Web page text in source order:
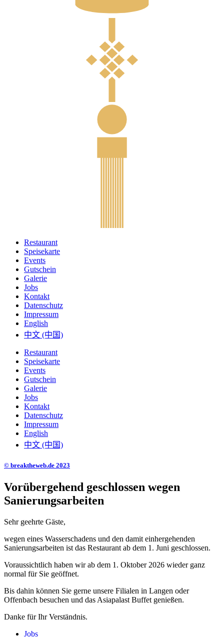
Restaurant
Speisekarte
Events
Gutschein
Galerie
Jobs
Kontakt
Datenschutz
Impressum
English
中文 (中国)
Restaurant
Speisekarte
Events
Gutschein
Galerie
Jobs
Kontakt
Datenschutz
Impressum
English
中文 (中国)
© breaktheweb.de 2023
Vorübergehend geschlossen wegen
Sanierungsarbeiten
Sehr geehrte Gäste,
wegen eines Wasserschadens und den damit einhergehenden
Sanierungsarbeiten ist das Restaurant ab dem 1. Juni geschlossen.
Voraussichtlich haben wir ab dem 1. Oktober 2026 wieder ganz
normal für Sie geöffnet.
Bis dahin können Sie gerne unsere Filialen in Langen oder
Offenbach besuchen und das Asiapalast Buffet genießen.
Danke für Ihr Verständnis.
Jobs